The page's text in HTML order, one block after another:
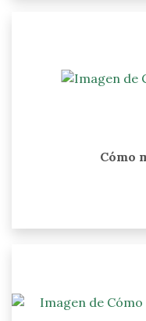
Cómo